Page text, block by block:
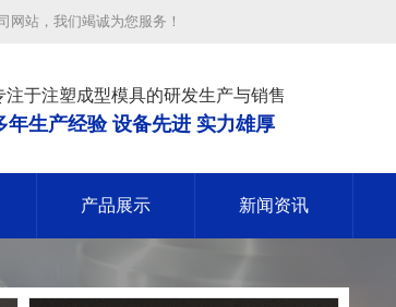
网站，我们竭诚为您服务！
注于注塑成型模具的研发生产与销售
年生产经验 设备先进 实力雄厚
产品展示 新闻资讯